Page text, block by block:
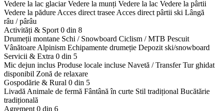
Vedere la lac glaciar Vedere la munți Vedere la lac Vedere la pârtii
Vedere la pădure Acces direct trasee Acces direct pârtii ski Lângă
râu / pârâu
Activități & Sport 0 din 8
Drumeții montane Schi / Snowboard Ciclism / MTB Pescuit
Vânătoare Alpinism Echipamente drumeție Depozit ski/snowboard
Servicii & Extra 0 din 5
Mic dejun inclus Produse locale incluse Navetă / Transfer Tur ghidat
disponibil Zonă de relaxare
Gospodărie & Rural 0 din 5
Livadă Animale de fermă Fântână în curte Stil tradițional Bucătărie
tradițională
Agrement 0 din 6